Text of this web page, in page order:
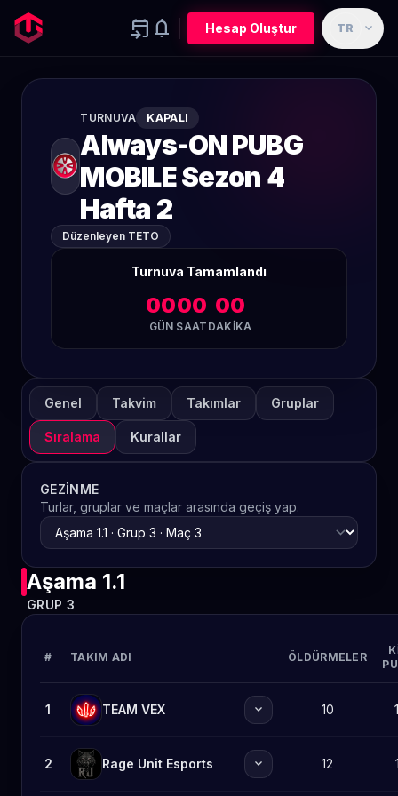
event_upcoming notifications Hesap Oluştur TR expand_more
TURNUVA KAPALI
Always-ON PUBG
MOBILE Sezon 4
Hafta 2
Düzenleyen TETO
Turnuva Tamamlandı
00
GÜN
00
SAAT
00
DAKIKA
Genel Takvim Takımlar Gruplar
Sıralama Kurallar
GEZINME
Turlar, gruplar ve maçlar arasında geçiş yap.
Aşama 1.1
GRUP 3
# TAKIM ADI ÖLDÜRMELER
1 TEAM VEX expand_more 10
2 Rage Unit Esports expand_more 12